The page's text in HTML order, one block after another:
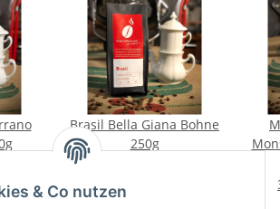
& Co nutzen
Brasil Bella Giana Bohne
250g